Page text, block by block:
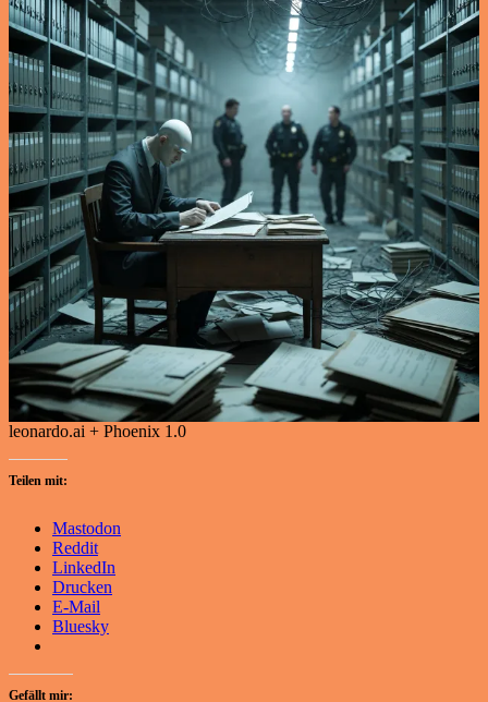
leonardo.ai + Phoenix 1.0
Teilen mit:
Mastodon
Reddit
LinkedIn
Drucken
E-Mail
Bluesky
Gefällt mir: